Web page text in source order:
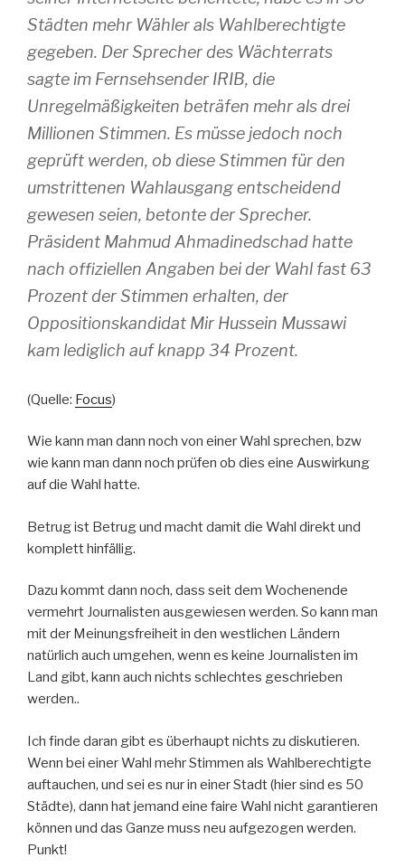
Städten mehr Wähler als Wahlberechtigte
gegeben. Der Sprecher des Wächterrats
sagte im Fernsehsender IRIB, die
Unregelmäßigkeiten beträfen mehr als drei
Millionen Stimmen. Es müsse jedoch noch
geprüft werden, ob diese Stimmen für den
umstrittenen Wahlausgang entscheidend
gewesen seien, betonte der Sprecher.
Präsident Mahmud Ahmadinedschad hatte
nach offiziellen Angaben bei der Wahl fast 63
Prozent der Stimmen erhalten, der
Oppositionskandidat Mir Hussein Mussawi
kam lediglich auf knapp 34 Prozent.
(Quelle: Focus)
Wie kann man dann noch von einer Wahl sprechen, bzw
wie kann man dann noch prüfen ob dies eine Auswirkung
auf die Wahl hatte.
Betrug ist Betrug und macht damit die Wahl direkt und
komplett hinfällig.
Dazu kommt dann noch, dass seit dem Wochenende
vermehrt Journalisten ausgewiesen werden. So kann man
mit der Meinungsfreiheit in den westlichen Ländern
natürlich auch umgehen, wenn es keine Journalisten im
Land gibt, kann auch nichts schlechtes geschrieben
werden..
Ich finde daran gibt es überhaupt nichts zu diskutieren.
Wenn bei einer Wahl mehr Stimmen als Wahlberechtigte
auftauchen, und sei es nur in einer Stadt (hier sind es 50
Städte), dann hat jemand eine faire Wahl nicht garantieren
können und das Ganze muss neu aufgezogen werden.
Punkt!